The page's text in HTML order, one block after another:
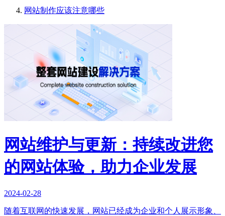
网站制作应该注意哪些
网站维护与更新：持续改进您
的网站体验，助力企业发展
2024-02-28
随着互联网的快速发展，网站已经成为企业和个人展示形象、